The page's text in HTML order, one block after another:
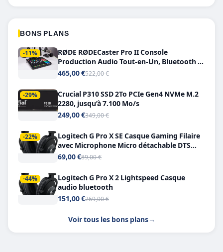
BONS PLANS
-11%
RØDE RØDECaster Pro II Console
Production Audio Tout-en-Un, Bluetooth et
Double USB-C
465,00 €522,00 €
-29%
Crucial P310 SSD 2To PCIe Gen4 NVMe M.2
2280, jusqu’à 7.100 Mo/s
249,00 €349,00 €
-22%
Logitech G Pro X SE Casque Gaming Filaire
avec Microphone Micro détachable DTS
Headphone X 7.1
69,00 €89,00 €
-44%
Logitech G Pro X 2 Lightspeed Casque
audio bluetooth
151,00 €269,00 €
Voir tous les bons plans→